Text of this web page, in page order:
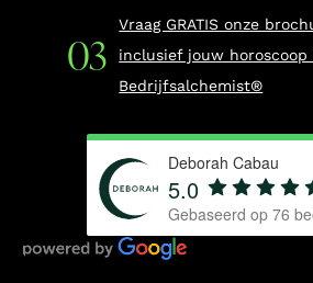
Vraag GRATIS onze
inclusief jouw horoscoop
Bedrijfsalchemist®
Deborah Cabau
5.0
Gebaseerd op 76